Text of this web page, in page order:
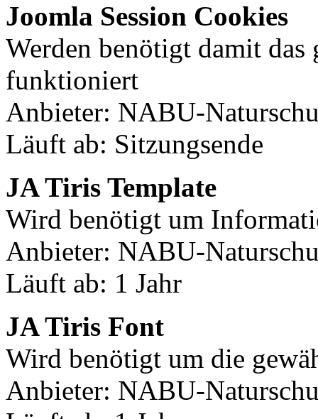
Joomla Session Cookies
Werden benötigt damit
funktioniert
Anbieter: NABU-
Läuft ab: Sitzungsende
JA Tiris Template
Wird benötigt um
Anbieter: NABU-
Läuft ab: 1 Jahr
JA Tiris Font
Wird benötigt um die
Anbieter: NABU-